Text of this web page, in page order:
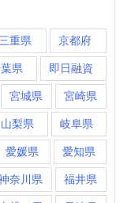
三重県 京都府
県 即日融資
宮城県 宮崎県
山梨県 岐阜県
愛媛県 愛知県
奈川県 福井県